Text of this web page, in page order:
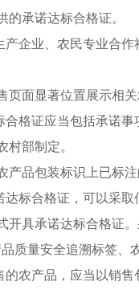
的承诺达标合格证。
产企业、农民专业合
页面显著位置展示相关
合格证应当包括承诺
村部制定。
产品包装标识上已标
标合格证，可以采取
开具承诺达标合格证
质量安全追溯标签、
农产品，应当以销售